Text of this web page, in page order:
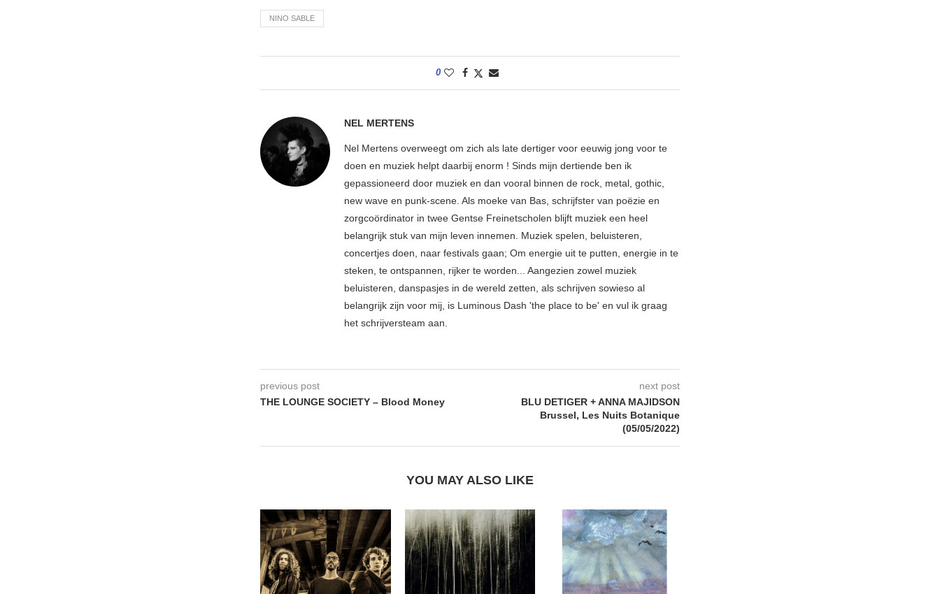
NINO SABLE
0
NEL MERTENS
Nel Mertens overweegt om zich als late dertiger voor eeuwig jong voor te
doen en muziek helpt daarbij enorm ! Sinds mijn dertiende ben ik
gepassioneerd door muziek en dan vooral binnen de rock, metal, gothic,
new wave en punk-scene. Als moeke van Bas, schrijfster van poëzie en
zorgcoördinator in twee Gentse Freinetscholen blijft muziek een heel
belangrijk stuk van mijn leven innemen. Muziek spelen, beluisteren,
concertjes doen, naar festivals gaan; Om energie uit te putten, energie in te
steken, te ontspannen, rijker te worden... Aangezien zowel muziek
beluisteren, danspasjes in de wereld zetten, als schrijven sowieso al
belangrijk zijn voor mij, is Luminous Dash 'the place to be' en vul ik graag
het schrijversteam aan.
previous post
THE LOUNGE SOCIETY – Blood Money
next post
BLU DETIGER + ANNA MAJIDSON
Brussel, Les Nuits Botanique
(05/05/2022)
YOU MAY ALSO LIKE